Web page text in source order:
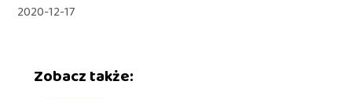
2020-12-17
Zobacz także: